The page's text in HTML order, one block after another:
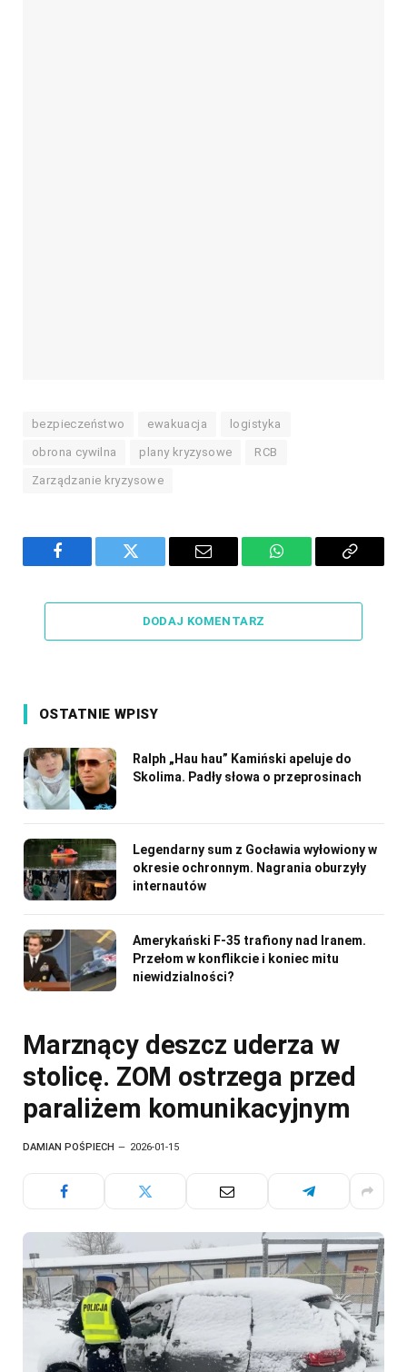
bezpieczeństwo ewakuacja logistyka
obrona cywilna plany kryzysowe RCB
Zarządzanie kryzysowe
Facebook Twitter Email WhatsAppCopy
DODAJ KOMENTARZ
OSTATNIE WPISY
Ralph „Hau hau” Kamiński apeluje do
Skolima. Padły słowa o przeprosinach
Legendarny sum z Gocławia wyłowiony w
okresie ochronnym. Nagrania oburzyły
internautów
Amerykański F-35 trafiony nad Iranem.
Przełom w konflikcie i koniec mitu
niewidzialności?
Marznący deszcz uderza w
stolicę. ZOM ostrzega przed
paraliżem komunikacyjnym
DAMIAN POŚPIECH 2026-01-15